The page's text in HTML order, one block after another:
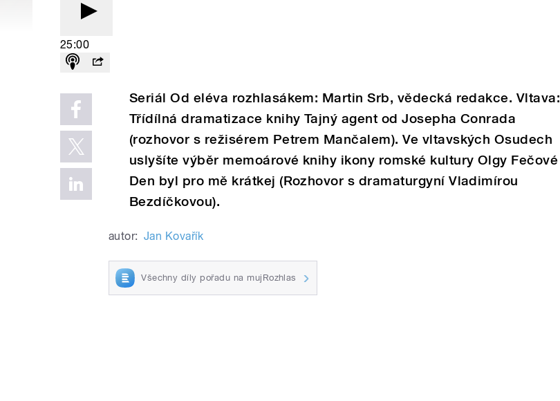
25:00
Seriál Od eléva rozhlasákem: Martin Srb, vědecká redakce. Vltava:
Třídílná dramatizace knihy Tajný agent od Josepha Conrada
(rozhovor s režisérem Petrem Mančalem). Ve vltavských Osudech
uslyšíte výběr memoárové knihy ikony romské kultury Olgy Fečové
Den byl pro mě krátkej (Rozhovor s dramaturgyní Vladimírou
Bezdíčkovou).
autor: Jan Kovařík
Všechny díly pořadu na mujRozhlas